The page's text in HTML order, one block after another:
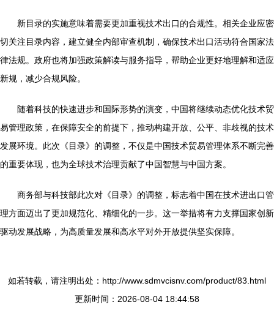
新目录的实施意味着需要更加重视技术出口的合规性。相关企业应密
切关注目录内容，建立健全内部审查机制，确保技术出口活动符合国家法
律法规。政府也将加强政策解读与服务指导，帮助企业更好地理解和适应
新规，减少合规风险。
随着科技的快速进步和国际形势的演变，中国将继续动态优化技术贸
易管理政策，在保障安全的前提下，推动构建开放、公平、非歧视的技术
发展环境。此次《目录》的调整，不仅是中国技术贸易管理体系不断完善
的重要体现，也为全球技术治理贡献了中国智慧与中国方案。
商务部与科技部此次对《目录》的调整，标志着中国在技术进出口管
理方面迈出了更加规范化、精细化的一步。这一举措将有力支撑国家创新
驱动发展战略，为高质量发展和高水平对外开放提供坚实保障。
如若转载，请注明出处：http://www.sdmvcisnv.com/product/83.html
更新时间：2026-08-04 18:44:58